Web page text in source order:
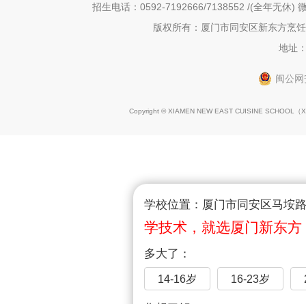
学校位置：厦门市同安区马垵
学技术，就选厦门新东方
多大了：
14-16岁 16-23岁
招生电话：0592-7192666/7138552 /(全年无休)
版权所有：厦门市同安区新东方烹
地址
闽公
Copyright © XIAMEN NEW EAST CUISINE SCHOOL（